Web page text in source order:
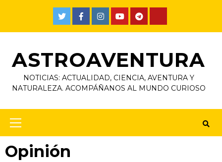
TwitterFacebookInstagram
YoutubeTelegram
TikTok
ASTROAVENTURA
NOTICIAS: ACTUALIDAD, CIENCIA, AVENTURA Y
NATURALEZA. ACOMPÁÑANOS AL MUNDO CURIOSO
Primary
Opinión